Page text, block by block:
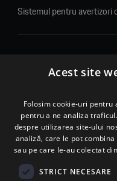
Sistemul pentru avertizori
© 2026. Porsche Inter Auto
Porsche Inter Auto
RO22188461
B-dul Pipera, nr. 2, Sala
social
B-dul Pipera, nr. 1/X,
Voluntari, jud. Ilfov – punct
Calea Lugojului, nr. 136,
Acest site
Folosim cookie-uri
pentru a ne analiza
despre utilizarea site-ului
analiză, care le pot
sau pe care le-au colectat
STRICT NECESARE